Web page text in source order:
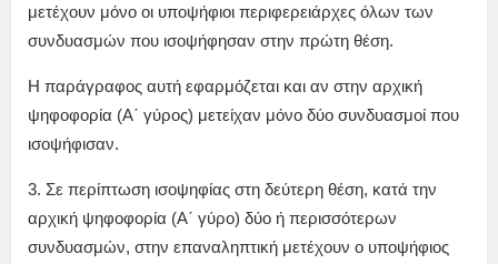
μετέχουν μόνο οι υποψήφιοι περιφερειάρχες όλων των
συνδυασμών που ισοψήφησαν στην πρώτη θέση.
Η παράγραφος αυτή εφαρμόζεται και αν στην αρχική
ψηφοφορία (Α΄ γύρος) μετείχαν μόνο δύο συνδυασμοί που
ισοψήφισαν.
3. Σε περίπτωση ισοψηφίας στη δεύτερη θέση, κατά την
αρχική ψηφοφορία (Α΄ γύρο) δύο ή περισσότερων
συνδυασμών, στην επαναληπτική μετέχουν ο υποψήφιος